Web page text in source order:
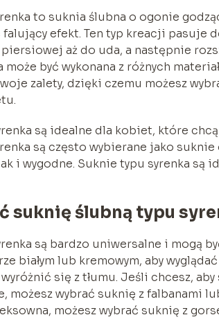
to suknia ślubna o ogonie
efekt. Ten typ kreacji pasuje
aż do uda, a następnie
może być wykonana z różnych
zalety, dzięki czemu możesz
są idealne dla kobiet, które
są często wybierane jako suknie
i wygodne. Suknie typu syrenka są
suknię ślubną typu
są bardzo uniwersalne i mogą
białym lub kremowym, aby
się z tłumu. Jeśli chcesz,
możesz wybrać suknię z falbanami
możesz wybrać suknię z